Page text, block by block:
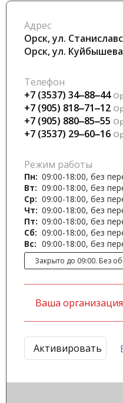
Адрес
Орск, ул.
Орск, ул.
Телефон
+7 (3537) 34‒88‒44
+7 (905) 818‒71‒12
+7 (905) 880‒85‒55
+7 (3537) 29‒60‒16
Режим работы
Пн: 09:00-18:00, без
Вт: 09:00-18:00, без
Ср: 09:00-18:00, без
Чт: 09:00-18:00, без
Пт: 09:00-18:00, без
Сб: 09:00-18:00, без
Вс: 09:00-18:00, без
Закрыто до 09:00. Без
Ваша
Активировать